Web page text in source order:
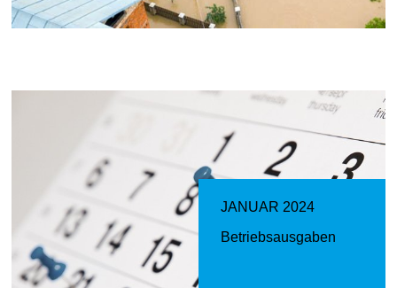
JANUAR 2024
Betriebsausgaben